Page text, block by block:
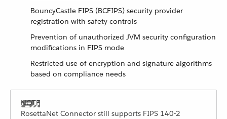
BouncyCastle FIPS (BCFIPS) security provider
registration with safety controls
Prevention of unauthorized JVM security configuration
modifications in FIPS mode
Restricted use of encryption and signature algorithms
based on compliance needs
RosettaNet Connector still supports FIPS 140-2